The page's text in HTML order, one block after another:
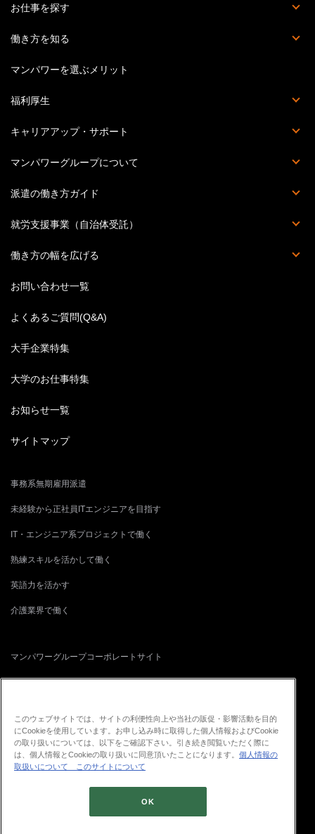
派遣社員でお仕事をする流れ
マイページとは？
マンパワーグループの安心サポート体制
お仕事を探す
お仕事詳細検索
職種を知る
働き方を知る
派遣
紹介予定派遣
正社員・契約社員
受託業務契約社員
マンパワーを選ぶメリット
福利厚生
福利厚生詳細
マンパワーグループクラブオフ
提携施設・サービス
災害時の安否確認体制
キャリアアップ・サポート
Percipio（旧powerYOU）
キャリアカウンセリング
提携スクール一覧
セミナー・イベント一覧
教育訓練計画概要
マンパワーグループについて
会社概要
個人情報の取り扱いについて
個人情報保護方針
情報セキュリティ基本方針
拠点一覧
このサイトについて
派遣の働き方ガイド
派遣の基本知識
派遣のお仕事Q&A
ハケンのホンネ
丸わかり職種一覧
スキルアップ講座
ビジネス英語特集
結婚後の働き方
就労支援事業（自治体受託）
人材受入企業募集
働き方の幅を広げる
英語のお仕事特集
お問い合わせ一覧
よくあるご質問(Q&A)
大手企業特集
大学のお仕事特集
お知らせ一覧
サイトマップ
事務系無期雇用派遣
未経験から正社員ITエンジニアを目指す
IT・エンジニア系プロジェクトで働く
熟練スキルを活かして働く
英語力を活かす
介護業界で働く
マンパワーグループコーポレートサイト
正社員転職サイト
ITプロフェッショナル人材・ソリューション
このウェブサイトでは、サイトの利便性向上や当社の販促・影響活動を目的
にCookieを使用しています。お申し込み時に取得した個人情報およびCookie
の取り扱いについては、以下をご確認下さい。引き続き閲覧いただく際に
は、個人情報とCookieの取り扱いに同意頂いたことになります。 個人情報の
取扱いについて このサイトについて
OK